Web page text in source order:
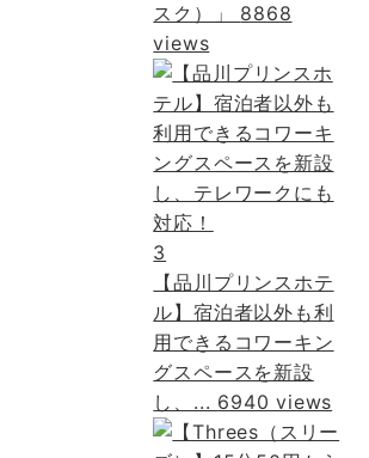
スク）」 8868
views
3
【品川プリンスホテ
ル】宿泊者以外も利
用できるコワーキン
グスペースを新設
し、... 6940 views